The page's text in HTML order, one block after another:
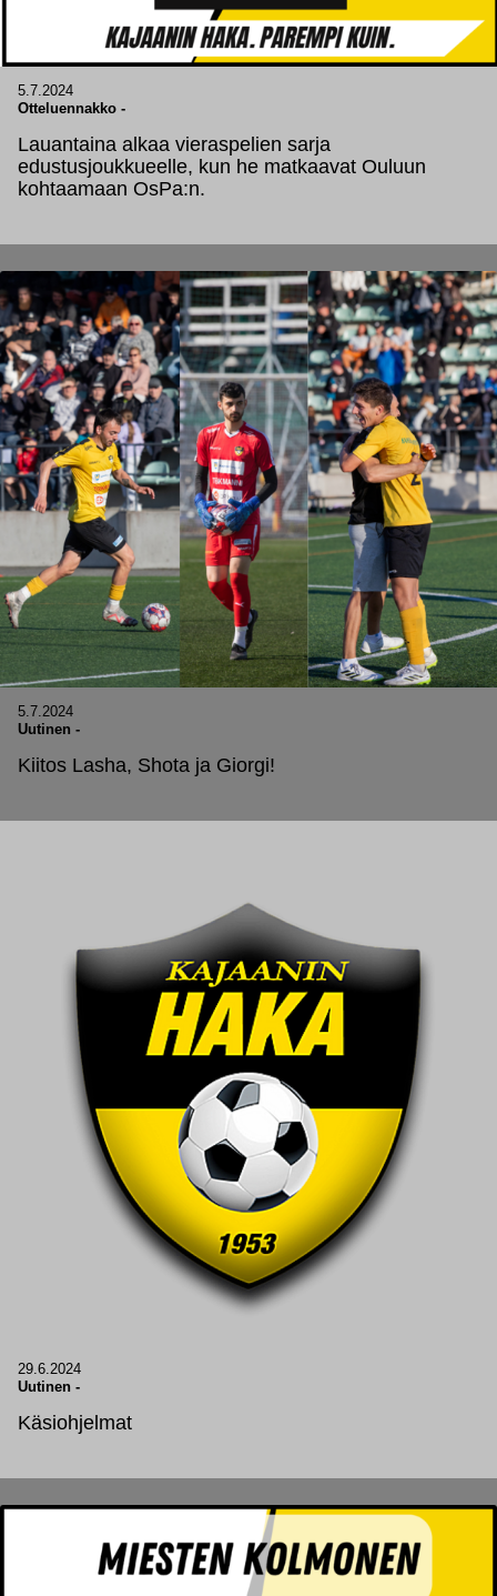
5.7.2024
Otteluennakko -
Lauantaina alkaa vieraspelien sarja
edustusjoukkueelle, kun he matkaavat Ouluun
kohtaamaan OsPa:n.
5.7.2024
Uutinen -
Kiitos Lasha, Shota ja Giorgi!
29.6.2024
Uutinen -
Käsiohjelmat